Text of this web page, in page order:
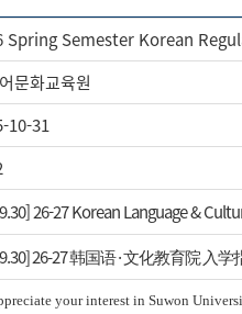
Spring Semester Korean
문화교육원
10-31
26-27 Korean Language &
26-27 韩国语·文化教育院 入
your interest in Suwon